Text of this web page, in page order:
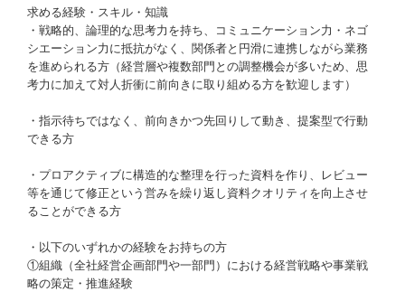
求める経験・スキル・知識
・戦略的、論理的な思考力を持ち、コミュニケーション力・ネゴ
シエーション力に抵抗がなく、関係者と円滑に連携しながら業務
を進められる方（経営層や複数部門との調整機会が多いため、思
考力に加えて対人折衝に前向きに取り組める方を歓迎します）
・指示待ちではなく、前向きかつ先回りして動き、提案型で行動
できる方
・プロアクティブに構造的な整理を行った資料を作り、レビュー
等を通じて修正という営みを繰り返し資料クオリティを向上させ
ることができる方
・以下のいずれかの経験をお持ちの方
①組織（全社経営企画部門や一部門）における経営戦略や事業戦
略の策定・推進経験